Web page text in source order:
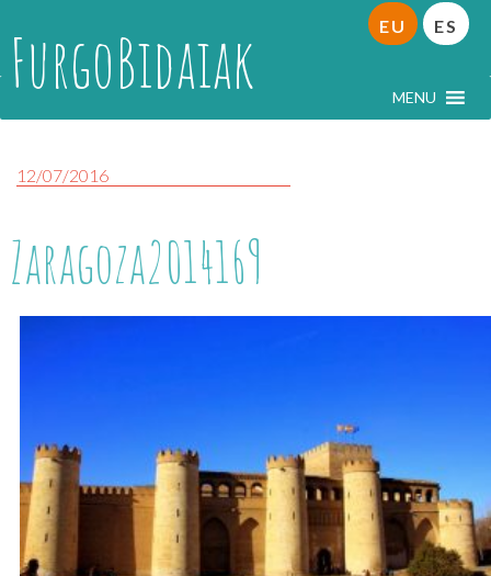
FurgoBidaiak MENU
EU ES
12/07/2016
Zaragoza2014169